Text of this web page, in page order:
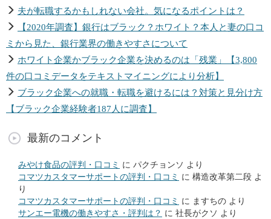
夫が転職するかもしれない会社。気になるポイントは？
【2020年調査】銀行はブラック？ホワイト？本人と妻の口コ
ミから見た、銀行業界の働きやすさについて
ホワイト企業かブラック企業を決めるのは「残業」【3,800
件の口コミデータをテキストマイニングにより分析】
ブラック企業への就職・転職を避けるには？対策と見分け方
【ブラック企業経験者187人に調査】
最新のコメント
みやけ食品の評判・口コミ に パクチョンソ より
コマツカスタマーサポートの評判・口コミ に 構造改革第二段 よ
り
コマツカスタマーサポートの評判・口コミ に ますちの より
サンエー電機の働きやすさ・評判は？ に 社長がクソ より